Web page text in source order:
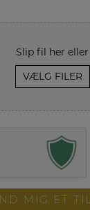
Slip fil her eller
VÆLG FILER